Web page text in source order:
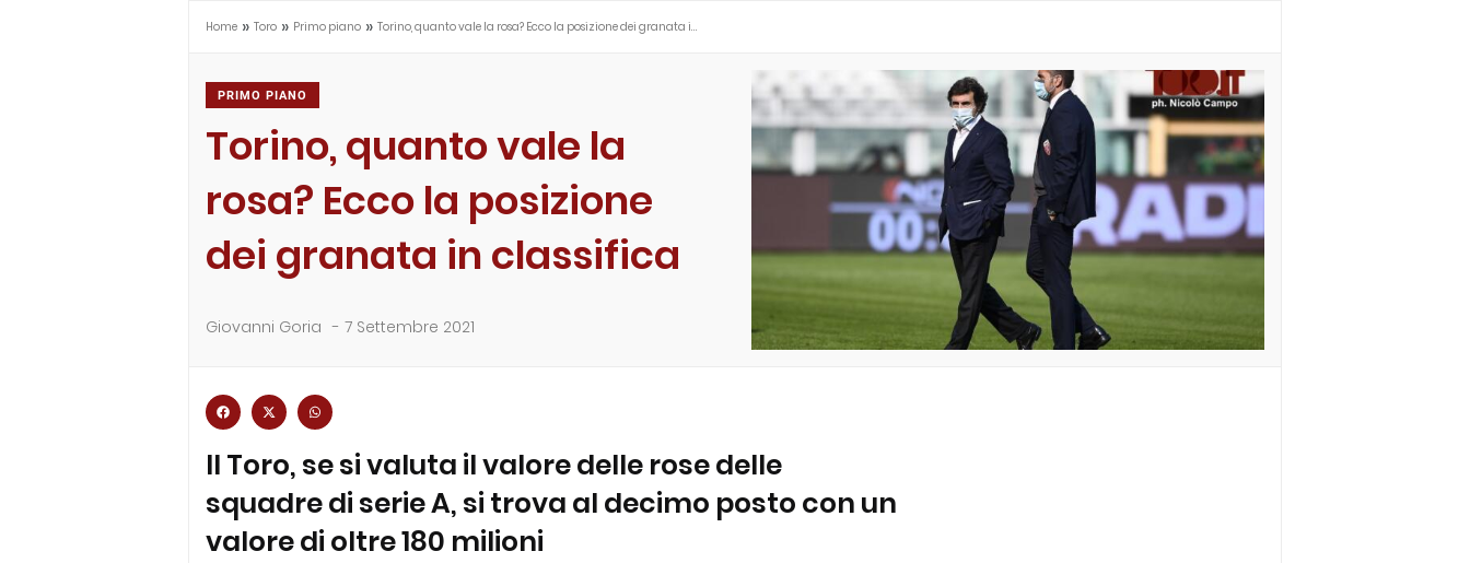
Home » Toro » Primo piano » Torino, quanto vale la rosa? Ecco la posizione dei granata i…
PRIMO PIANO
Torino, quanto vale la
rosa? Ecco la posizione
dei granata in classifica
Giovanni Goria - 7 Settembre 2021
Il Toro, se si valuta il valore delle rose delle
squadre di serie A, si trova al decimo posto con un
valore di oltre 180 milioni